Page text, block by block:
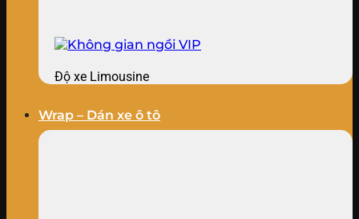
Độ xe Limousine
Wrap – Dán xe ô tô